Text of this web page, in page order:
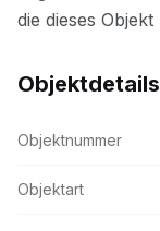
Objektdetails
Objektnummer
Objektart